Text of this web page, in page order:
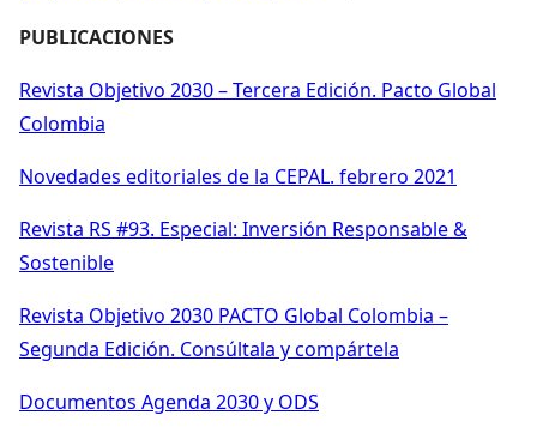
PUBLICACIONES
Revista Objetivo 2030 – Tercera Edición. Pacto Global
Colombia
Novedades editoriales de la CEPAL. febrero 2021
Revista RS #93. Especial: Inversión Responsable &
Sostenible
Revista Objetivo 2030 PACTO Global Colombia –
Segunda Edición. Consúltala y compártela
Documentos Agenda 2030 y ODS